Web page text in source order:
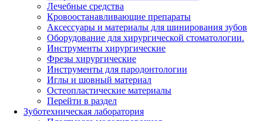
Лечебные средства
Кровоостанавливающие препараты
Аксессуары и материалы для шинирования зубов
Оборудование для хирургической стоматологии.
Инструменты хирургические
Фрезы хирургические
Инструменты для пародонтологии
Иглы и шовный материал
Остеопластические материалы
Перейти в раздел
Зуботехническая лаборатория